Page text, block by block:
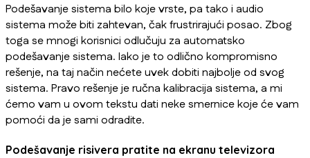
Podešavanje sistema bilo koje vrste, pa tako i audio
sistema može biti zahtevan, čak frustrirajući posao. Zbog
toga se mnogi korisnici odlučuju za automatsko
podešavanje sistema. Iako je to odlično kompromisno
rešenje, na taj način nećete uvek dobiti najbolje od svog
sistema. Pravo rešenje je ručna kalibracija sistema, a mi
ćemo vam u ovom tekstu dati neke smernice koje će vam
pomoći da je sami odradite.
Podešavanje risivera pratite na ekranu televizora